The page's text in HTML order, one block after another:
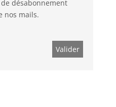
désabonnement
nos mails.